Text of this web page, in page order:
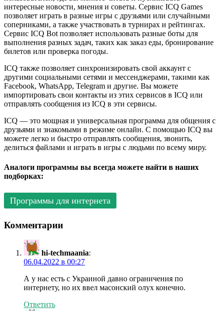
интересные новости, мнения и советы. Сервис ICQ Games
позволяет играть в разные игры с друзьями или случайными
соперниками, а также участвовать в турнирах и рейтингах.
Сервис ICQ Bot позволяет использовать разные боты для
выполнения разных задач, таких как заказ еды, бронирование
билетов или проверка погоды.
ICQ также позволяет синхронизировать свой аккаунт с
другими социальными сетями и мессенджерами, такими как
Facebook, WhatsApp, Telegram и другие. Вы можете
импортировать свои контакты из этих сервисов в ICQ или
отправлять сообщения из ICQ в эти сервисы.
ICQ — это мощная и универсальная программа для общения с
друзьями и знакомыми в режиме онлайн. С помощью ICQ вы
можете легко и быстро отправлять сообщения, звонить,
делиться файлами и играть в игры с людьми по всему миру.
Аналоги программы вы всегда можете найти в наших
подборках:
Программы для интернета
Комментарии
hi-techmaania:
06.04.2022 в 00:27
А у нас есть с Украиной давно ограничения по
интернету, но их ввел масонский олух конечно.
Ответить